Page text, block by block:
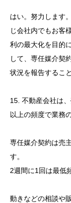
はい。努力します
じ会社内でもお客
利の最大化を目的
して、専任媒介契
状況を報告すること
15. 不動産会社は
以上の頻度で業務
専任媒介契約は売
す。
2週間に1回は最低
動きなどの相談や